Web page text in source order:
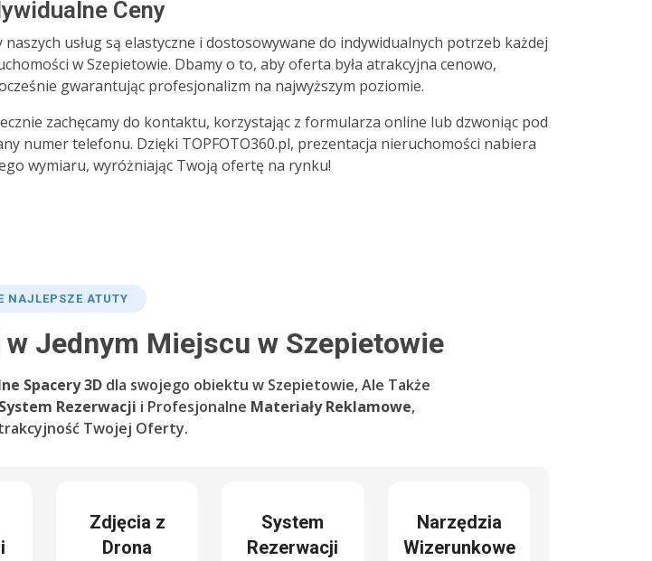
Ceny
naszych usług są elastyczne i dostosowywane do indywidualnych potrzeb każdej
w Szepietowie. Dbamy o to, aby oferta była atrakcyjna cenowo,
gwarantując profesjonalizm na najwyższym poziomie.
zachęcamy do kontaktu, korzystając z formularza online lub dzwoniąc pod
numer telefonu. Dzięki TOPFOTO360.pl, prezentacja nieruchomości nabiera
wymiaru, wyróżniając Twoją ofertę na rynku!
NAJLEPSZE ATUTY
w Jednym Miejscu w Szepietowie
Spacery 3D dla swojego obiektu w Szepietowie, Ale Także
System Rezerwacji i Profesjonalne Materiały Reklamowe,
Twojej Oferty.
Zdjęcia z
Drona
System
Rezerwacji
Narzędzia
Wizerunkowe